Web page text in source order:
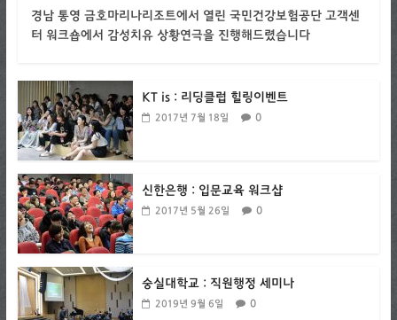
경남 통영 금호마리나리조트에서 열린 국민건강보험공단 고객센
터 워크숍에서 감성치유 상황연극을 진행해드렸습니다
KT is : 리딩클럽 힐링이벤트
2017년 7월 18일 0
신한은행 : 입문교육 워크샵
2017년 5월 26일 0
숭실대학교 : 직원행정 세미나
2019년 9월 6일 0